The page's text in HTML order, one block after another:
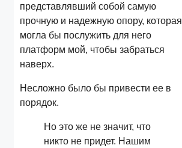
представлявший собой самую
прочную и надежную опору, которая
могла бы послужить для него
платформ мой, чтобы забраться
наверх.
Несложно было бы привести ее в
порядок.
Но это же не значит, что
никто не придет. Нашим